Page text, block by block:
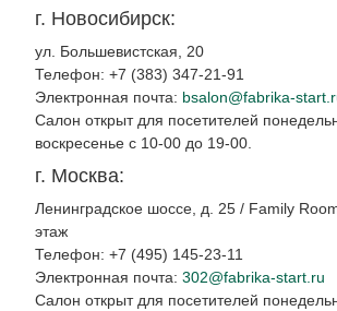
г. Новосибирск:
ул. Большевистская, 20
Телефон: +7 (383) 347-21-91
Электронная почта: bsalon@fabrika-
Салон открыт для посетителей
воскресенье с 10-00 до 19-00.
г. Москва:
Ленинградское шоссе, д. 25 / Family
этаж
Телефон: +7 (495) 145-23-11
Электронная почта: 302@fabrika-start.ru
Салон открыт для посетителей